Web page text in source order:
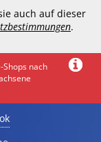
auch auf dieser
.
nach